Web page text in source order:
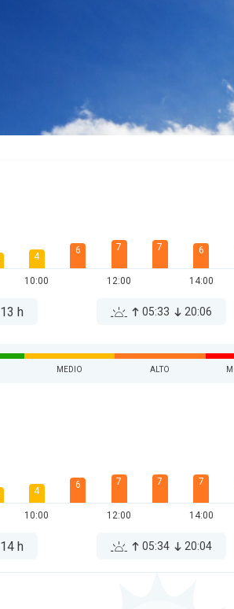
4
10:00
6 7
12:00
7 6
14:00
13 h 05:33 20:06
MEDIO ALTO
4
10:00
6 7
12:00
7 7
14:00
14 h 05:34 20:04